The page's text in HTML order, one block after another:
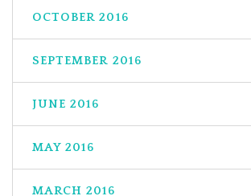
OCTOBER 2016
SEPTEMBER 2016
JUNE 2016
MAY 2016
MARCH 2016